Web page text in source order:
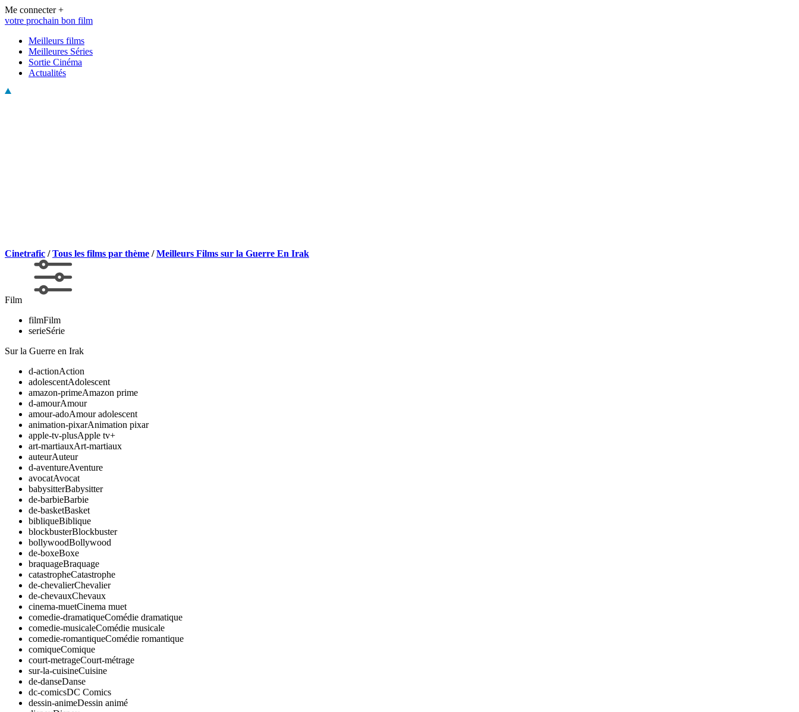
Me connecter +
votre prochain bon film
Meilleurs films
Meilleures Séries
Sortie Cinéma
Actualités
Cinetrafic /Tous les films par thème /Meilleurs Films sur la Guerre En Irak
Film
filmFilm
serieSérie
Sur la Guerre en Irak
d-actionAction
adolescentAdolescent
amazon-primeAmazon prime
d-amourAmour
amour-adoAmour adolescent
animation-pixarAnimation pixar
apple-tv-plusApple tv+
art-martiauxArt-martiaux
auteurAuteur
d-aventureAventure
avocatAvocat
babysitterBabysitter
de-barbieBarbie
de-basketBasket
bibliqueBiblique
blockbusterBlockbuster
bollywoodBollywood
de-boxeBoxe
braquageBraquage
catastropheCatastrophe
de-chevalierChevalier
de-chevauxChevaux
cinema-muetCinema muet
comedie-dramatiqueComédie dramatique
comedie-musicaleComédie musicale
comedie-romantiqueComédie romantique
comiqueComique
court-metrageCourt-métrage
sur-la-cuisineCuisine
de-danseDanse
dc-comicsDC Comics
dessin-animeDessin animé